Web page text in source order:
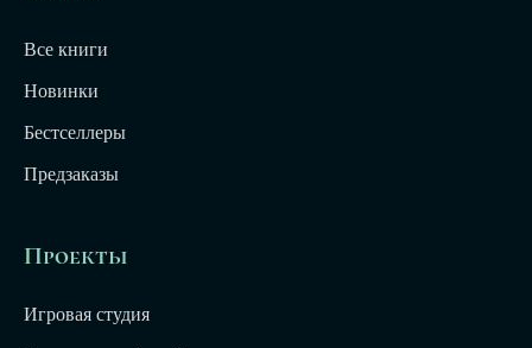
Все книги
Новинки
Бестселлеры
Предзаказы
Проекты
Игровая студия